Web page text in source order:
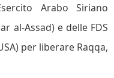
Arabo Siriano
al-Assad) e delle FDS
per liberare Raqqa,